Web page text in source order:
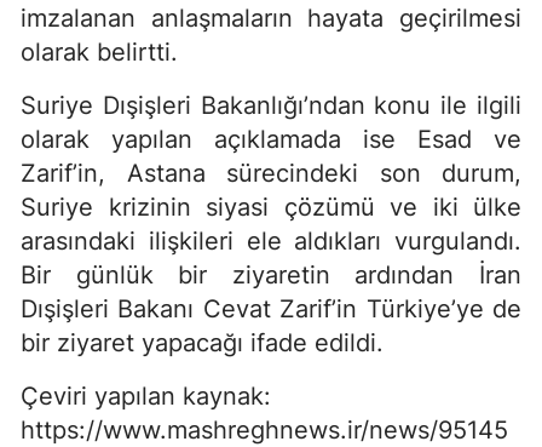
imzalanan anlaşmaların hayata geçirilmesi
olarak belirtti.
Suriye Dışişleri Bakanlığı’ndan konu ile ilgili
olarak yapılan açıklamada ise Esad ve
Zarif’in, Astana sürecindeki son durum,
Suriye krizinin siyasi çözümü ve iki ülke
arasındaki ilişkileri ele aldıkları vurgulandı.
Bir günlük bir ziyaretin ardından İran
Dışişleri Bakanı Cevat Zarif’in Türkiye’ye de
bir ziyaret yapacağı ifade edildi.
Çeviri yapılan kaynak:
https://www.mashreghnews.ir/news/95145